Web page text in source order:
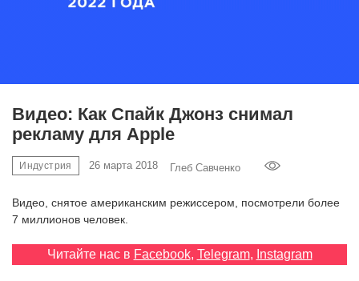
Видео: Как Спайк Джонз снимал
рекламу для Apple
Индустрия 26 марта 2018 Глеб Савченко
Видео, снятое американским режиссером, посмотрели более
7 миллионов человек.
Читайте нас в Facebook, Telegram, Instagram